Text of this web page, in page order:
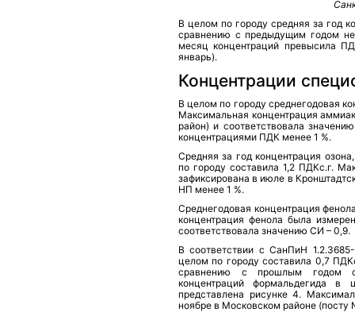
В целом по городу средняя за год
сравнению с предыдущим годом
месяц концентраций превысила
январь).
Концентрации
В целом по городу среднегодовая
Максимальная концентрация
район) и соответствовала
концентрациями ПДК менее 1 %.
Средняя за год концентрация
по городу составила 1,2 ПДКс.г.
зафиксирована в июле в
НП менее 1 %.
Среднегодовая концентрация
концентрация фенола была
соответствовала значению СИ – 0,9.
В соответствии с СанПиН
целом по городу составила 0,7
сравнению с прошлым годом
концентраций формальдегида
представлена рисунке 4.
ноябре в Московском районе (посту